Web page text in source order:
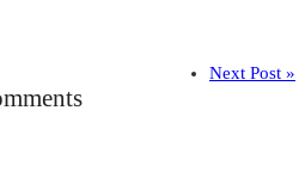
Next Post »